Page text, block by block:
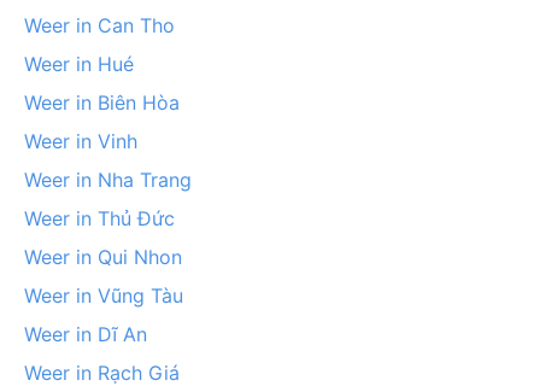
Weer in Can Tho
Weer in Hué
Weer in Biên Hòa
Weer in Vinh
Weer in Nha Trang
Weer in Thủ Đức
Weer in Qui Nhon
Weer in Vũng Tàu
Weer in Dĩ An
Weer in Rạch Giá